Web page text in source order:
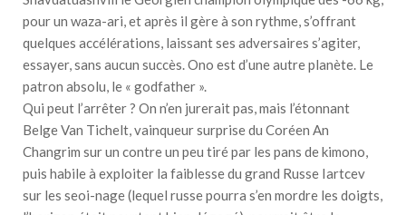
pour un waza-ari, et après il gère à son rythme, s’offrant
quelques accélérations, laissant ses adversaires s’agiter,
essayer, sans aucun succès. Ono est d’une autre planète. Le
patron absolu, le « godfather ».
Qui peut l’arrêter ? On n’en jurerait pas, mais l’étonnant
Belge Van Tichelt, vainqueur surprise du Coréen An
Changrim sur un contre un peu tiré par les pans de kimono,
puis habile à exploiter la faiblesse du grand Russe Iartcev
sur les seoi-nage (lequel russe pourra s’en mordre les doigts,